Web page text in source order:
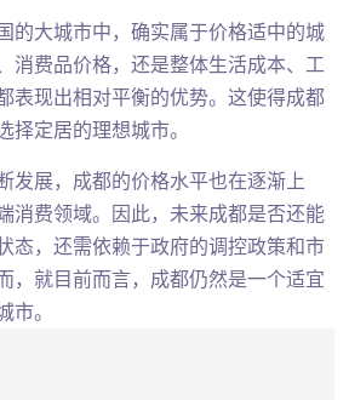
的大城市中，确实属于价格适中的城
消费品价格，还是整体生活成本、工
表现出相对平衡的优势。这使得成都
择定居的理想城市。
发展，成都的价格水平也在逐渐上
消费领域。因此，未来成都是否还能
态，还需依赖于政府的调控政策和市
，就目前而言，成都仍然是一个适宜
。